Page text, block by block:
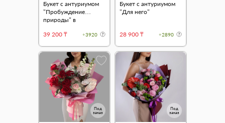
Букет с антуриумом
"Пробуждение
природы" в
39 200 ₸
+3920
Букет с антуриумом
"Для него"
28 900 ₸ +2890
Под
заказ
Под
заказ